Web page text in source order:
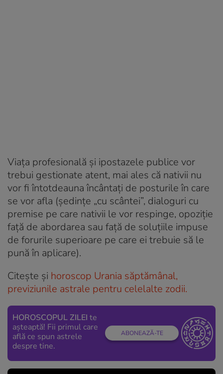
Viața profesională și ipostazele publice vor
trebui gestionate atent, mai ales că nativii nu
vor fi întotdeauna încântați de posturile în care
se vor afla (ședințe „cu scântei”, dialoguri cu
premise pe care nativii le vor respinge, opoziție
față de abordarea sau față de soluțiile impuse
de forurile superioare pe care ei trebuie să le
pună în aplicare).
Citește și horoscop Urania săptămânal,
previziunile astrale pentru celelalte zodii.
HOROSCOPUL ZILEI te
așteaptă! Fii primul care
află ce spun astrele
despre tine.
ABONEAZĂ-TE